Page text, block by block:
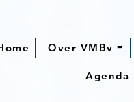
Over VMBv ≡
Agenda